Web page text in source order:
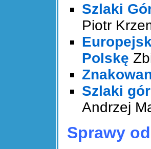
Szlaki
Piotr
Polskę
Szlaki
Andrzej
Sprawy